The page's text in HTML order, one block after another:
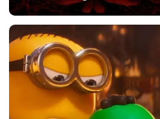
محتواها و نحوه دسترسی